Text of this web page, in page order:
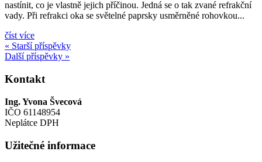
nastínit, co je vlastně jejich příčinou. Jedná se o tak zvané refrakční
vady. Při refrakci oka se světelné paprsky usměrněné rohovkou...
číst více
« Starší příspěvky
Další příspěvky »
Kontakt
Ing. Yvona Švecová
IČO 61148954
Neplátce DPH
Užitečné informace